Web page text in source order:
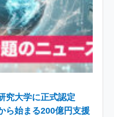
究大学に正式認定
始まる200億円支援